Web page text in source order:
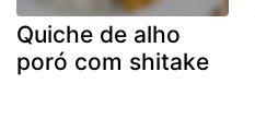
Quiche de alho
poró com shitake